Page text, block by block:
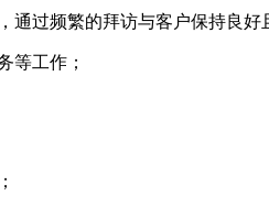
通过频繁的拜访与客户保持良好
等工作；